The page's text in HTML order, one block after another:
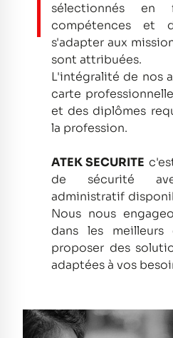
sélectionnés
compétences et
s'adapter aux
sont attribuées.
L'intégralité de nos
carte
et des diplômes
la profession.
ATEK SECURITE
de sécurité
administratif
Nous nous
dans les
proposer des
adaptées à vos